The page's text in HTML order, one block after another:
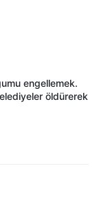
engellemek.
öldürerek